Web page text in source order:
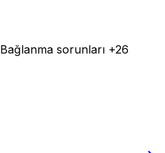
Bağlanma sorunları +26